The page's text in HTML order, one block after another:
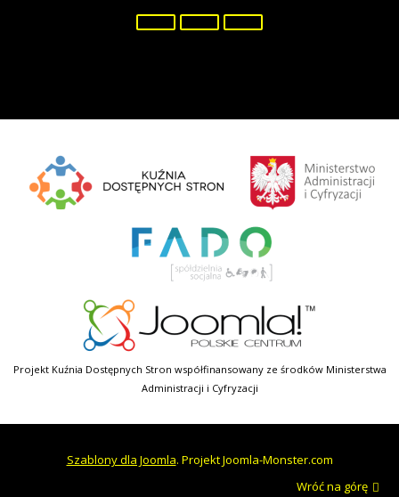
Projekt Kuźnia Dostępnych Stron współfinansowany ze środków Ministerstwa
Administracji i Cyfryzacji
Szablony dla Joomla. Projekt Joomla-Monster.com
Wróć na górę